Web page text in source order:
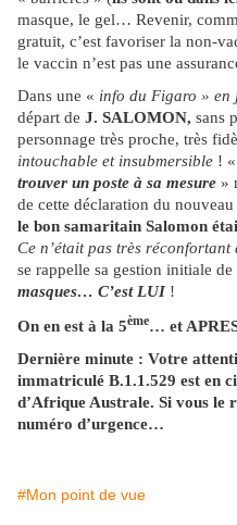
masque, le gel… Revenir,
gratuit, c’est favoriser la non-
le vaccin n’est pas une
Dans une « info du Figaro » en
départ de J. SALOMON, sans
personnage très proche, très
intouchable et insubmersible ! «
trouver un poste à sa mesure »
de cette déclaration du
le bon samaritain Salomon
Ce n’était pas très
se rappelle sa gestion initiale
masques… C’est LUI!
On en est à la 5ème… et
Dernière minute : Votre
immatriculé B.1.1.529 est en
d’Afrique Australe. Si vous le
numéro d’urgence…
#Mon point de vue